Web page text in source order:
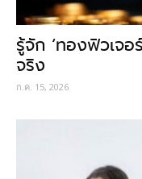
รู้จัก ‘ทองฟิวเจอ
จริง
ก.ค. 15, 2026